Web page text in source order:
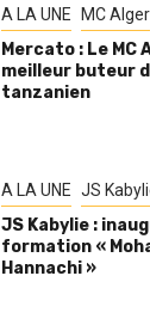
A LA UNE MC Alger
Mercato : Le MC
meilleur buteur
tanzanien
A LA UNE JS
JS Kabylie :
formation «
Hannachi »